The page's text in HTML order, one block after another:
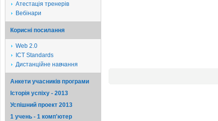
Атестація тренерів
Вебінари
Корисні посилання
Web 2.0
ICT Standards
Дистанційне навчання
Анкети учасників програми
Історія успіху - 2013
Успішний проект 2013
1 учень - 1 комп'ютер